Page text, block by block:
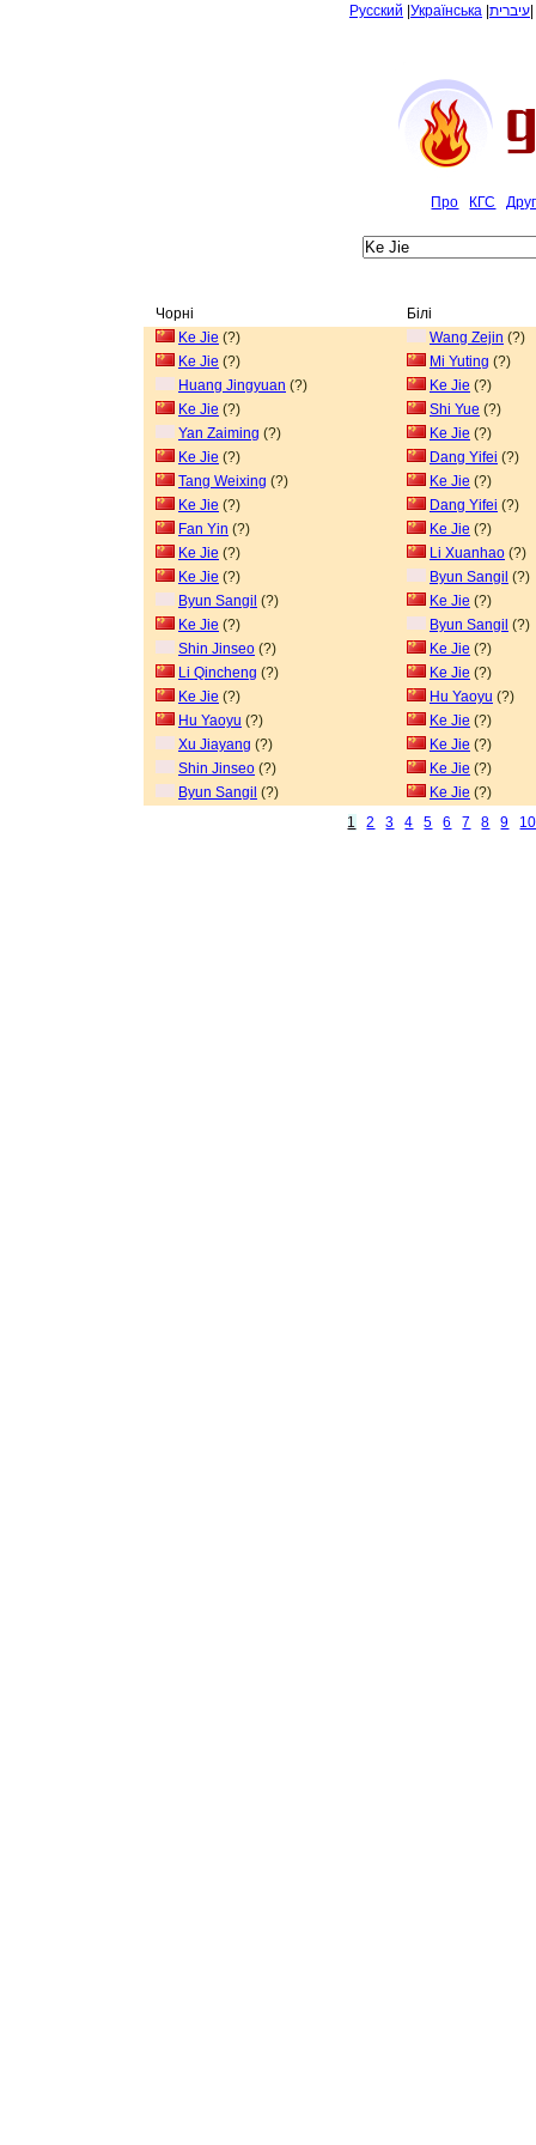
Русский Українська עיברית
Про КГС
Чорні
Білі
Ke Jie (?) Wang Zejin (?)
Ke Jie (?) Mi Yuting (?)
Huang Jingyuan (?) Ke Jie (?)
Ke Jie (?) Shi Yue (?)
Yan Zaiming (?) Ke Jie (?)
Ke Jie (?) Dang Yifei (?)
Tang Weixing (?) Ke Jie (?)
Ke Jie (?) Dang Yifei (?)
Fan Yin (?) Ke Jie (?)
Ke Jie (?) Li Xuanhao (?)
Ke Jie (?) Byun Sangil (?)
Byun Sangil (?) Ke Jie (?)
Ke Jie (?) Byun Sangil (?)
Shin Jinseo (?) Ke Jie (?)
Li Qincheng (?) Ke Jie (?)
Ke Jie (?) Hu Yaoyu (?)
Hu Yaoyu (?) Ke Jie (?)
Xu Jiayang (?) Ke Jie (?)
Shin Jinseo (?) Ke Jie (?)
Byun Sangil (?) Ke Jie (?)
1
2 3 4 5 6 7 8 9 10